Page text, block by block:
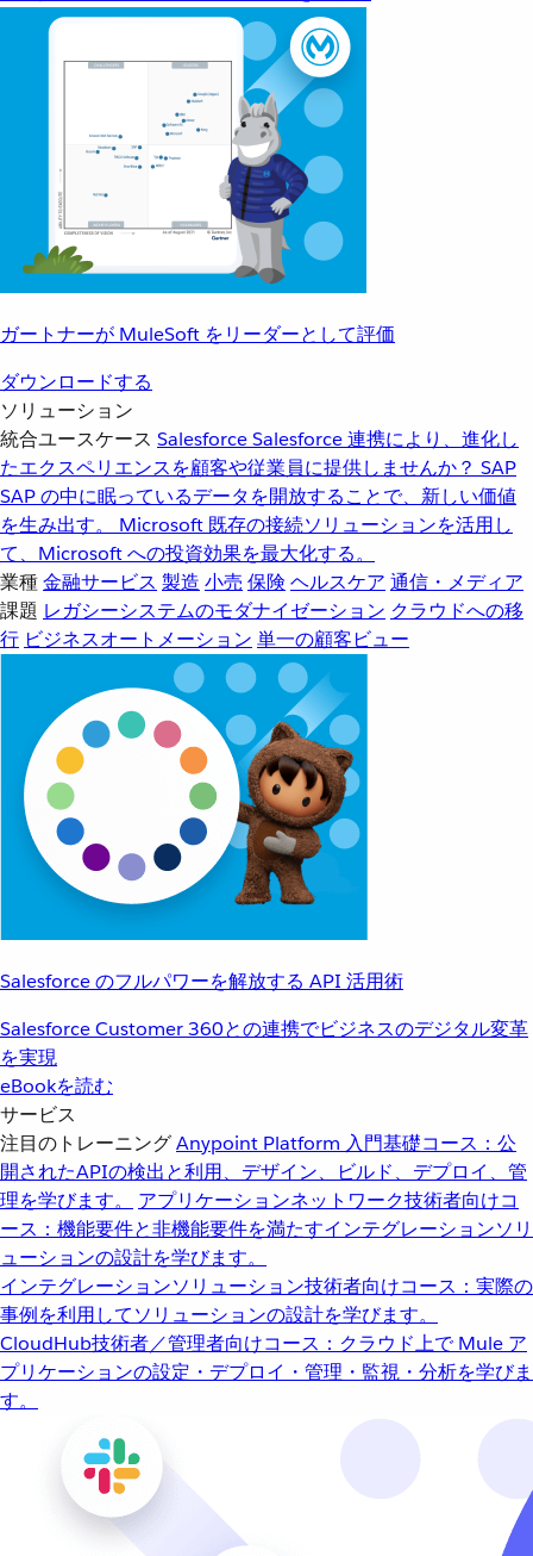
ガートナーが MuleSoft をリーダーとして評価
ダウンロードする
ソリューション
統合ユースケース SalesforceSalesforce 連携により、進化し
たエクスペリエンスを顧客や従業員に提供しませんか？ SAP
SAP の中に眠っているデータを開放することで、新しい価値
を生み出す。
Microsoft 既存の接続ソリューションを活用し
て、Microsoft への投資効果を最大化する。
業種金融サービス 製造 小売 保険 ヘルスケア 通信・メディア
課題 レガシーシステムのモダナイゼーション クラウドへの移
行 ビジネスオートメーション 単一の顧客ビュー
Salesforce のフルパワーを解放する API 活用術
Salesforce Customer 360との連携でビジネスのデジタル変革
を実現
eBookを読む
サービス
注目のトレーニングAnypoint Platform 入門基礎コース：公
開されたAPIの検出と利用、デザイン、ビルド、デプロイ、管
理を学びます。
アプリケーションネットワーク技術者向けコ
ース：機能要件と非機能要件を満たすインテグレーションソリ
ューションの設計を学びます。
インテグレーションソリューション技術者向けコース：実際の
事例を利用してソリューションの設計を学びます。
CloudHub技術者／管理者向けコース：クラウド上で Mule ア
プリケーションの設定・デプロイ・管理・監視・分析を学びま
す。